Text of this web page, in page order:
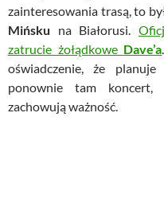
zainteresowania trasą, to
Mińsku na Białorusi.
zatrucie żołądkowe Dave’a
oświadczenie, że
ponownie tam koncert,
zachowują ważność.